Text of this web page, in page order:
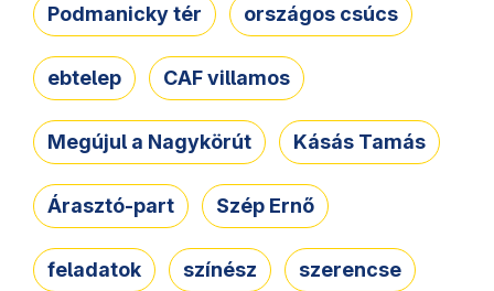
Podmanicky tér országos csúcs
ebtelep CAF villamos
Megújul a Nagykörút Kásás Tamás
Árasztó-part Szép Ernő
feladatok színész szerencse